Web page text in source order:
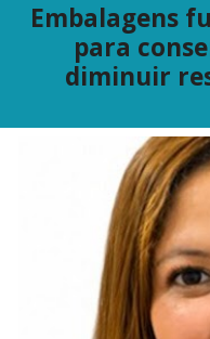
Embalagens
para
diminuir